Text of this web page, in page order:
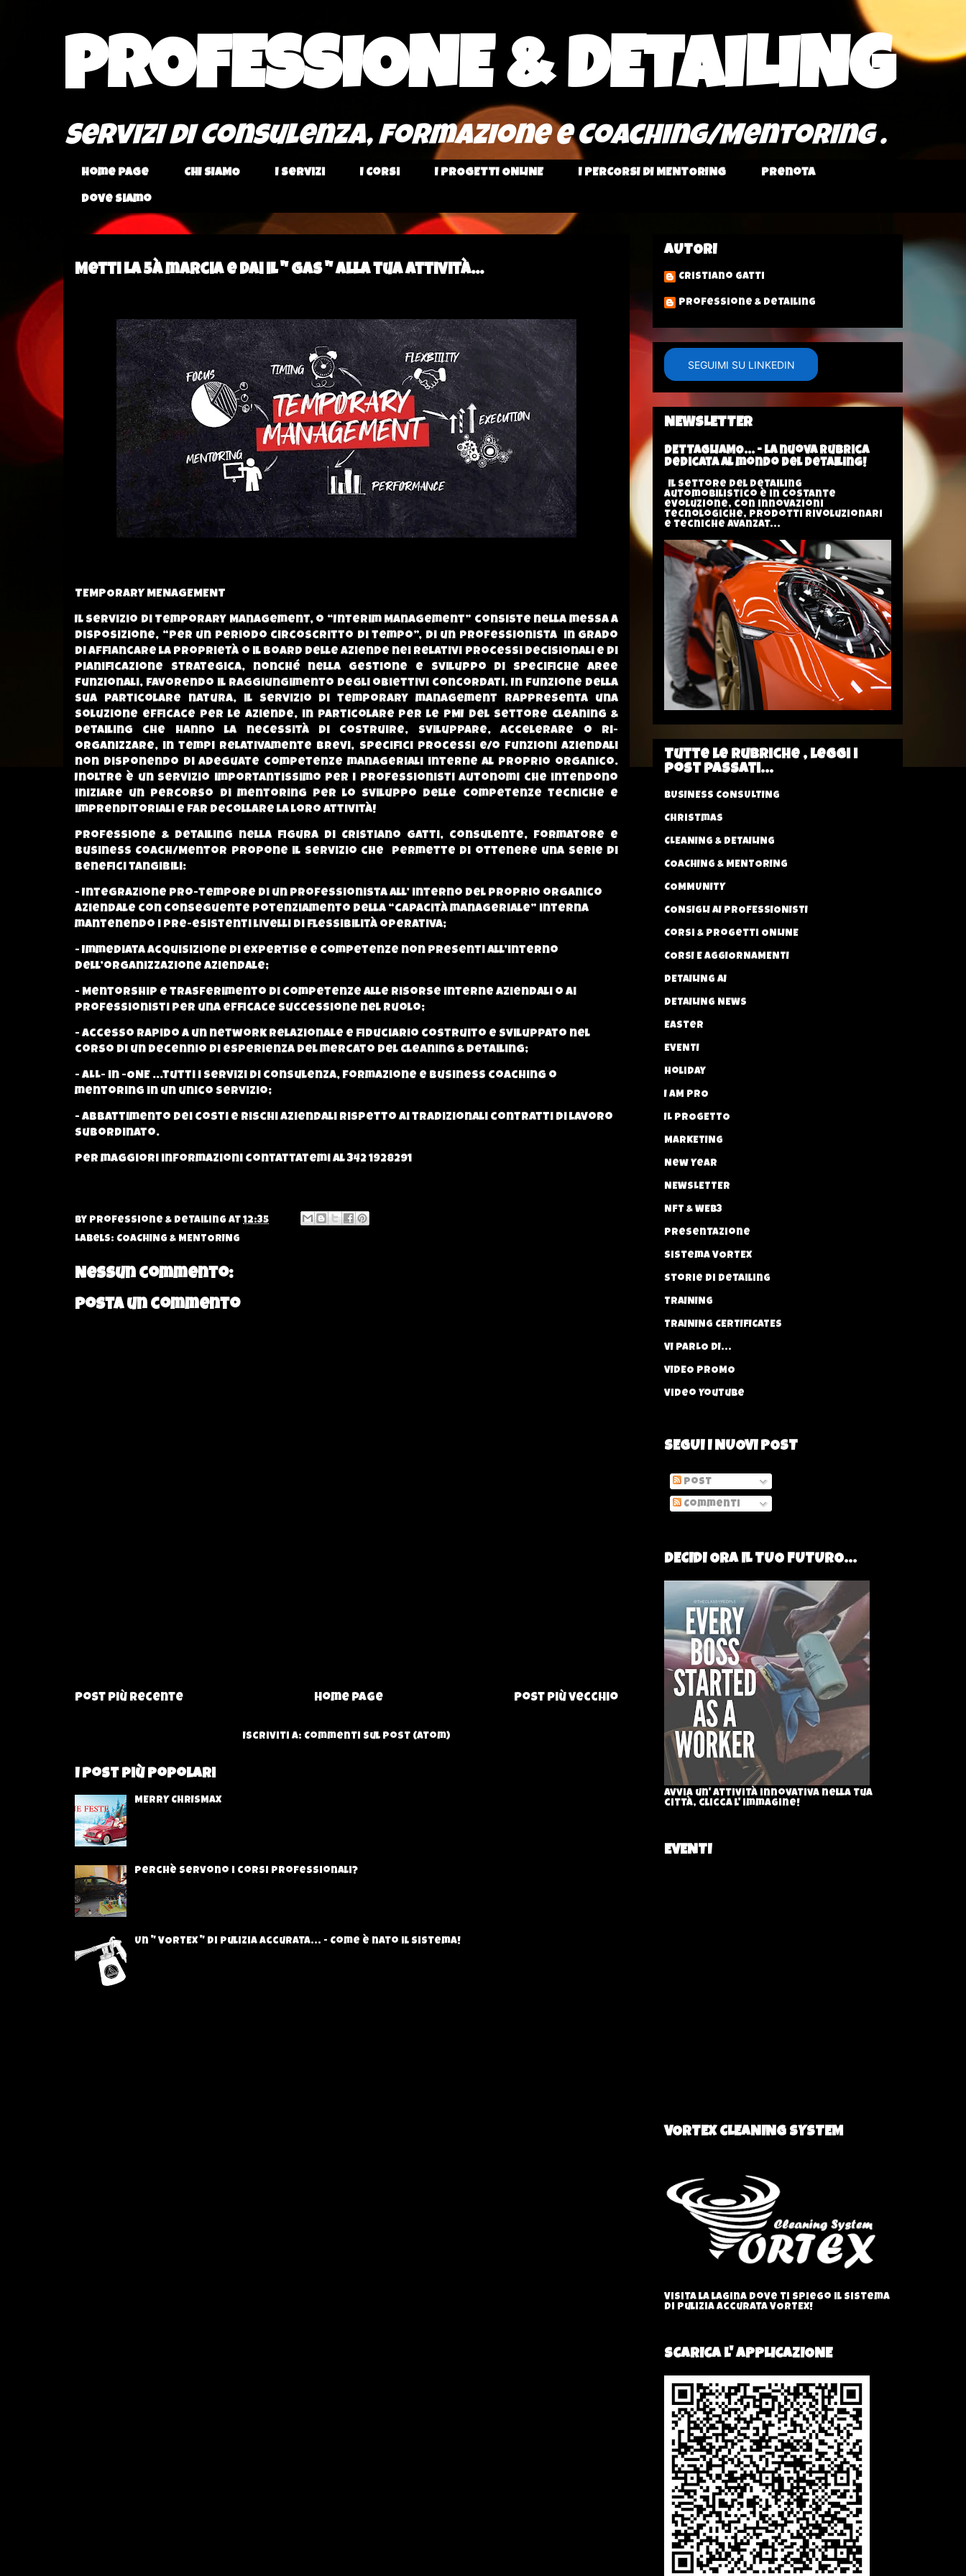
PROFESSIONE & DETAILING
Servizi di Consulenza, formazione e Coaching/Mentoring .
Home page CHI SIAMO I Servizi I Corsi I PROGETTI ONLINE I PERCORSI DI MENTORING Prenota
Dove Siamo
Metti la 5à marcia e dai il " Gas " alla tua attività...
TEMPORARY MENAGEMENT
Il servizio di Temporary Management, o “Interim Management” consiste nella messa a
disposizione, “per un periodo circoscritto di tempo”, di un professionista
in grado
di affiancare la proprietà o il Board delle aziende nei relativi processi decisionali e di
pianificazione strategica, nonché nella gestione e sviluppo di specifiche aree
funzionali, favorendo il raggiungimento degli obiettivi concordati. In funzione della
sua particolare natura, il servizio di temporary management rappresenta una
soluzione efficace per le aziende, in particolare per le PMI del settore Cleaning &
Detailing che hanno la necessità di costruire, sviluppare, accelerare o ri-
organizzare, in tempi relativamente brevi, specifici processi e/o funzioni aziendali
non disponendo di adeguate competenze manageriali interne al proprio organico.
Inoltre è un servizio importantissimo per i professionisti autonomi che intendono
iniziare un percorso di mentoring per lo sviluppo delle competenze tecniche e
imprenditoriali e far decollare la loro attività!
Professione & Detailing nella figura di Cristiano Gatti, consulente, formatore e
business Coach/Mentor propone il servizio che
permette di ottenere una serie di
benefici tangibili:
- Integrazione pro-tempore di un professionista all’ interno del proprio organico
aziendale con conseguente potenziamento della “capacità manageriale” interna
mantenendo i pre-esistenti livelli di flessibilità operativa;
- Immediata acquisizione di expertise e competenze non presenti all’interno
dell’organizzazione aziendale;
- Mentorship e trasferimento di competenze alle risorse interne aziendali o ai
professionisti per una efficace successione nel ruolo;
- Accesso rapido a un network relazionale e fiduciario costruito e sviluppato nel
corso di un decennio di esperienza del mercato del Cleaning & Detailing;
- ALL- in -ONE ...tutti i servizi di consulenza, formazione e business coaching o
mentoring in un unico servizio;
- Abbattimento dei costi e rischi aziendali rispetto ai tradizionali contratti di lavoro
subordinato.
Per maggiori informazioni contattatemi al 342 1928291
By Professione & Detailing at 12:35
Labels: COACHING & MENTORING
Nessun commento:
Posta un commento
Post più recente Post più vecchio
Home page
Iscriviti a: Commenti sul post (Atom)
I Post più Popolari
MERRY CHRISMAX
Perchè servono i corsi professionali?
Un " VORTEX " di pulizia accurata... - Come è nato il sistema!
AUTORI
Cristiano Gatti
Professione & Detailing
SEGUIMI SU LINKEDIN
NEWSLETTER
DETTAGLIAMO... - La nuova rubrica
dedicata al mondo del Detailing!
Il settore del Detailing
automobilistico è in costante
evoluzione, con innovazioni
tecnologiche, prodotti rivoluzionari
e tecniche avanzat...
Tutte le rubriche , leggi i
post passati...
BUSINESS CONSULTING
Christmas
CLEANING & DETAILING
COACHING & MENTORING
COMMUNITY
CONSIGLI AI PROFESSIONISTI
Corsi & progetti ONLINE
CORSI E AGGIORNAMENTI
DETAILING AI
DETAILING NEWS
Easter
EVENTI
Holiday
I AM PRO
IL PROGETTO
MARKETING
New Year
NEWSLETTER
NFT & WEB3
Presentazione
Sistema VORTEX
Storie di Detailing
TRAINING
TRAINING CERTIFICATES
VI PARLO DI...
VIDEO PROMO
Video YouTube
SEGUI I NUOVI POST
Post
Commenti
DECIDI ORA IL TUO FUTURO...
Avvia un' attività innovativa nella tua
città, clicca l' immagine!
EVENTI
VORTEX CLEANING SYSTEM
Visita la lagina dove ti spiego il sistema
di pulizia accurata VORTEX!
SCARICA L' APPLICAZIONE